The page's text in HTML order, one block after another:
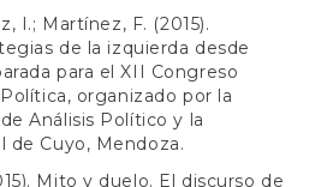
I.; Martínez, F. (2015).
de la izquierda desde
para el XII Congreso
organizado por la
Análisis Político y la
de Cuyo, Mendoza.
Mito y duelo. El discurso de